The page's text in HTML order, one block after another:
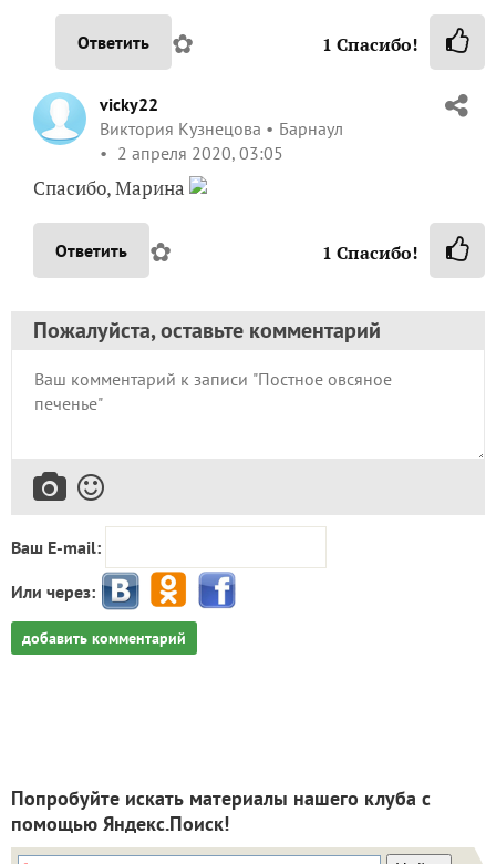
Ответить ✿ 1 Спасибо!
vicky22
Виктория Кузнецова
Барнаул
2 апреля 2020, 03:05
Спасибо, Марина
Ответить ✿ 1 Спасибо!
Пожалуйста, оставьте комментарий
Ваш E-mail:
Или через:
добавить комментарий
Попробуйте искать материалы нашего клуба с
помощью Яндекс.Поиск!